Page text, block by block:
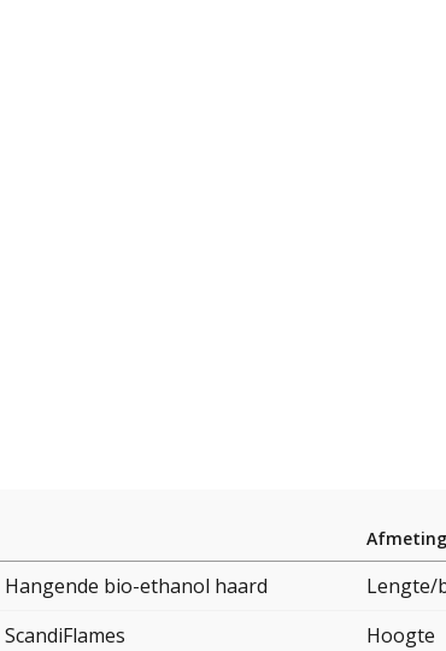
Hangende bio-ethanol haard
ScandiFlames
Lengte/
Hoogte